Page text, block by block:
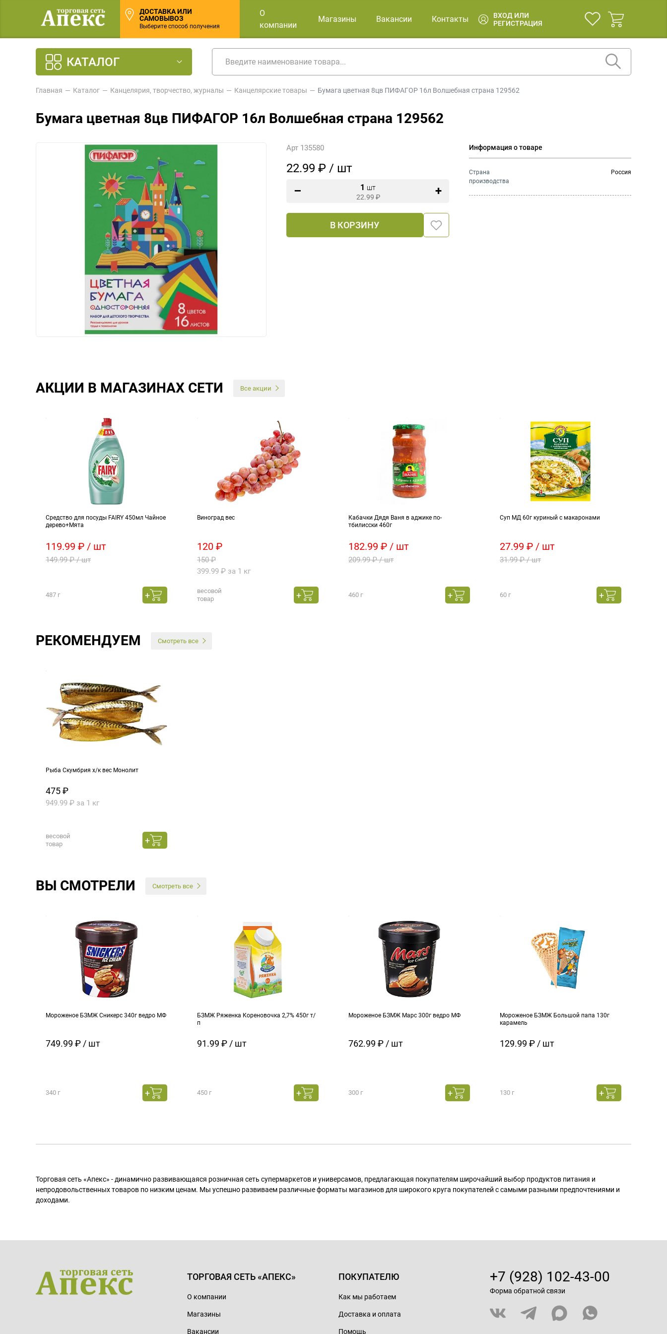
ДОСТАВКА ИЛИ
САМОВЫВОЗ
Выберите способ получения
О
компании
Магазины Вакансии Контакты
ВХОД ИЛИ
РЕГИСТРАЦИЯ
КАТАЛОГ
Главная Каталог Канцелярия, творчество, журналы Канцелярские товары Бумага цветная 8цв ПИФАГОР 16л Волшебная страна 129562
Бумага цветная 8цв ПИФАГОР 16л Волшебная страна 129562
Арт 135580
22.99 ₽ / шт
1 шт
22.99 ₽
В КОРЗИНУ
Информация о товаре
Страна
производства
Россия
АКЦИИ В МАГАЗИНАХ СЕТИ Все акции
Средство для посуды FAIRY 450мл Чайное
дерево+Мята
119.99 ₽ / шт
149.99 ₽ / шт
487 г
Виноград вес
120 ₽
150 ₽
399.99 ₽ за 1 кг
весовой
товар
Кабачки Дядя Ваня в аджике по-
тбилисски 460г
182.99 ₽ / шт
209.99 ₽ / шт
460 г
Суп МД 60г куриный с макаронами
27.99 ₽ / шт
31.99 ₽ / шт
60 г
РЕКОМЕНДУЕМ Смотреть все
Рыба Скумбрия х/к вес Монолит
475 ₽
949.99 ₽ за 1 кг
весовой
товар
ВЫ СМОТРЕЛИ Смотреть все
Мороженое БЗМЖ Сникерс 340г ведро МФ
749.99 ₽ / шт
340 г
БЗМЖ Ряженка Кореновочка 2,7% 450г т/
п
91.99 ₽ / шт
450 г
Мороженое БЗМЖ Марс 300г ведро МФ
762.99 ₽ / шт
300 г
Мороженое БЗМЖ Большой папа 130г
карамель
129.99 ₽ / шт
130 г
Торговая сеть «Апекс» - динамично развивающаяся розничная сеть супермаркетов и универсамов, предлагающая покупателям широчайший выбор продуктов питания и
непродовольственных товаров по низким ценам. Мы успешно развиваем различные форматы магазинов для широкого круга покупателей с самыми разными предпочтениями и
доходами.
ТОРГОВАЯ СЕТЬ «АПЕКС»
О компании
Магазины
Вакансии
ПОКУПАТЕЛЮ
Как мы работаем
Доставка и оплата
Помощь
+7 (928) 102-43-00
Форма обратной связи